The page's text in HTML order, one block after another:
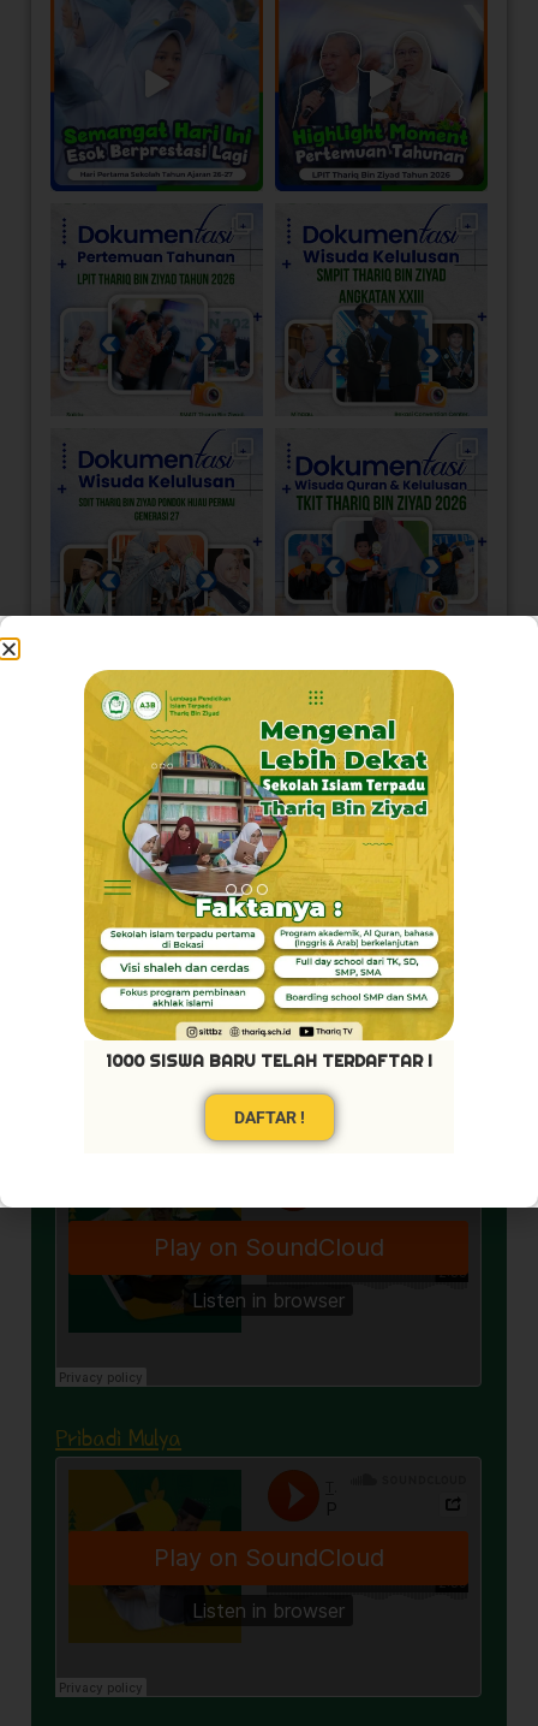
Visi Kami
Pribadi Mulya
1000 SISWA BARU TELAH TERDAFTAR !
DAFTAR !